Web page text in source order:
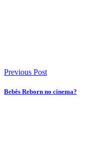
Previous Post
Bebês Reborn no cinema?